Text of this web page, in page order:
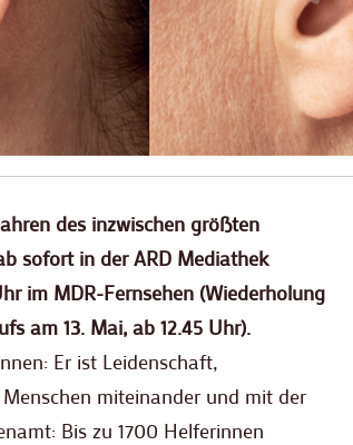
des inzwischen größten
sofort in der ARD Mediathek
im MDR-Fernsehen (Wiederholung
am 13. Mai, ab 12.45 Uhr).
Er ist Leidenschaft,
miteinander und mit der
Bis zu 1700 Helferinnen